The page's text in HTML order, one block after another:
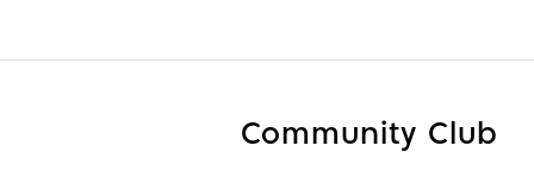
Community Club